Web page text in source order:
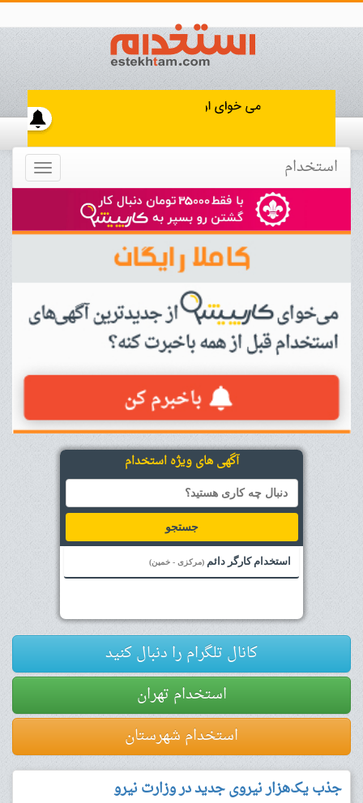
Toggle استخدام
آگهی های ویژه استخدام
جستجو
استخدام کارگر دائم (مرکزی - خمین)
کانال تلگرام را دنبال کنید
استخدام تهران
استخدام شهرستان
جذب یک‌هزار نیروی جدید در وزارت نیرو